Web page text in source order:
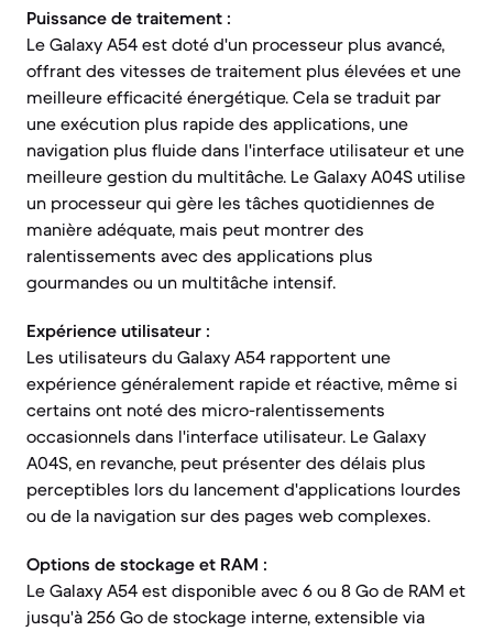
Puissance de traitement :
Le Galaxy A54 est doté d'un processeur plus avancé,
offrant des vitesses de traitement plus élevées et une
meilleure efficacité énergétique. Cela se traduit par
une exécution plus rapide des applications, une
navigation plus fluide dans l'interface utilisateur et une
meilleure gestion du multitâche. Le Galaxy A04S utilise
un processeur qui gère les tâches quotidiennes de
manière adéquate, mais peut montrer des
ralentissements avec des applications plus
gourmandes ou un multitâche intensif.
Expérience utilisateur :
Les utilisateurs du Galaxy A54 rapportent une
expérience généralement rapide et réactive, même si
certains ont noté des micro-ralentissements
occasionnels dans l'interface utilisateur. Le Galaxy
A04S, en revanche, peut présenter des délais plus
perceptibles lors du lancement d'applications lourdes
ou de la navigation sur des pages web complexes.
Options de stockage et RAM :
Le Galaxy A54 est disponible avec 6 ou 8 Go de RAM et
jusqu'à 256 Go de stockage interne, extensible via